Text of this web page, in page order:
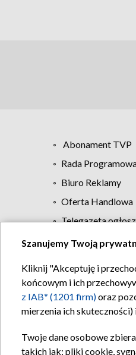
Abonament TVP
Rada
Biuro Reklamy
Oferta Handlowa
Telegazeta
Szanujemy Twoją
Kliknij "Akceptuję i
końcowym i ich
z IAB* (1201 firm)oraz
mierzenia ich
Twoje dane osobowe
takich jak: pliki cookie,